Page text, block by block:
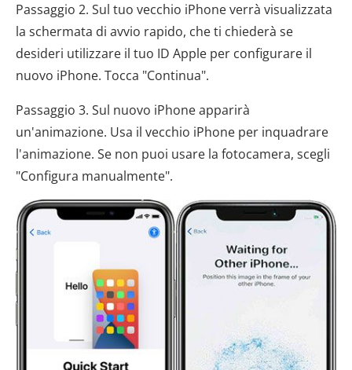
Passaggio 2. Sul tuo vecchio iPhone verrà visualizzata
la schermata di avvio rapido, che ti chiederà se
desideri utilizzare il tuo ID Apple per configurare il
nuovo iPhone. Tocca "Continua".
Passaggio 3. Sul nuovo iPhone apparirà
un'animazione. Usa il vecchio iPhone per inquadrare
l'animazione. Se non puoi usare la fotocamera, scegli
"Configura manualmente".